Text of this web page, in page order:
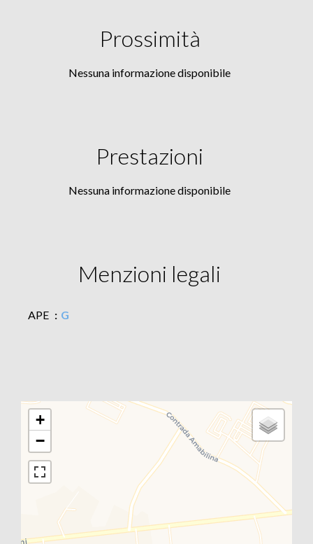
Prossimità
Nessuna informazione disponibile
Prestazioni
Nessuna informazione disponibile
Menzioni legali
APE G
+
−